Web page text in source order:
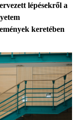
lépésekről a
keretében